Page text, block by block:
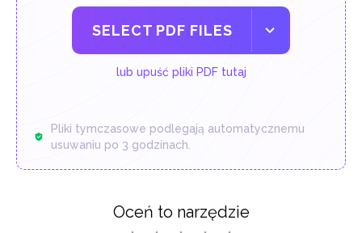
SELECT PDF FILES
lub upuść pliki PDF tutaj
Pliki tymczasowe podlegają automatycznemu
usuwaniu po 3 godzinach.
Oceń to narzędzie